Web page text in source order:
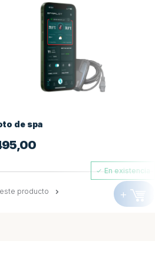
234*234
694,98
En
este producto +